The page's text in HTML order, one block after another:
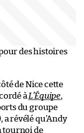
des histoires
de Nice cette
à L’Équipe,
du groupe
a révélé qu’Andy
tournoi de